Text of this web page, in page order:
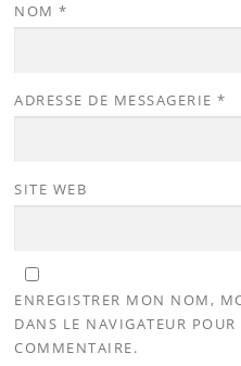
NOM*
ADRESSE DE MESSAGERIE*
SITE WEB
ENREGISTRER MON NOM,
DANS LE NAVIGATEUR
COMMENTAIRE.